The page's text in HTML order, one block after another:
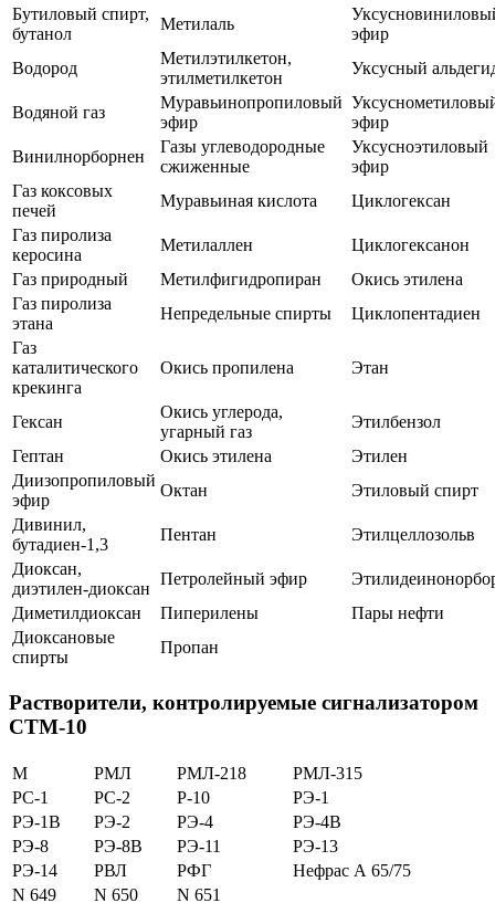
Бутиловый спирт,
бутанол
Метилаль
эфир
Водород
Метилэтилкетон,
этилметилкетон
Уксусный
Водяной газ
Муравьинопропиловый
эфир
эфир
Винилнорборнен
Газы углеводородные
сжиженные
Уксусноэтиловый
эфир
Газ коксовых
печей
Муравьиная кислота
Циклогексан
Газ пиролиза
керосина
Метилаллен
Циклогексанон
Газ природный
Метилфигидропиран
Окись этилена
Газ пиролиза
этана
Непредельные спирты
Циклопентадиен
Газ
каталитического
крекинга
Окись пропилена Этан
Гексан
Окись углерода,
угарный газ
Этилбензол
Гептан
Окись этилена
Этилен
Диизопропиловый
эфир
Октан
Этиловый спирт
Дивинил,
бутадиен-1,3
Пентан
Этилцеллозольв
Диоксан,
диэтилен-диоксан
Петролейный эфир
Диметилдиоксан
Пиперилены
Пары нефти
Диоксановые
спирты
Пропан
Растворители, контролируемые сигнализатором
СТМ-10
М РМЛ РМЛ-218
РМЛ-315
РС-1
РС-2 Р-10
РЭ-1
РЭ-1В
РЭ-2 РЭ-4
РЭ-4В
РЭ-8
РЭ-8В РЭ-11
РЭ-13
РЭ-14
РВЛ РФГ
Нефрас А 65/75
N 649
N 650 N 651